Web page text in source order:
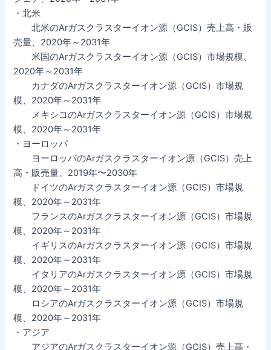
・北米
北米のArガスクラスターイオン源（GCIS）売上高・販
売量、2020年～2031年
米国のArガスクラスターイオン源（GCIS）市場規模、
2020年～2031年
カナダのArガスクラスターイオン源（GCIS）市場規
模、2020年～2031年
メキシコのArガスクラスターイオン源（GCIS）市場規
模、2020年～2031年
・ヨーロッパ
ヨーロッパのArガスクラスターイオン源（GCIS）売上
高・販売量、2019年〜2030年
ドイツのArガスクラスターイオン源（GCIS）市場規
模、2020年～2031年
フランスのArガスクラスターイオン源（GCIS）市場規
模、2020年～2031年
イギリスのArガスクラスターイオン源（GCIS）市場規
模、2020年～2031年
イタリアのArガスクラスターイオン源（GCIS）市場規
模、2020年～2031年
ロシアのArガスクラスターイオン源（GCIS）市場規
模、2020年～2031年
・アジア
アジアのArガスクラスターイオン源（GCIS）売上高・